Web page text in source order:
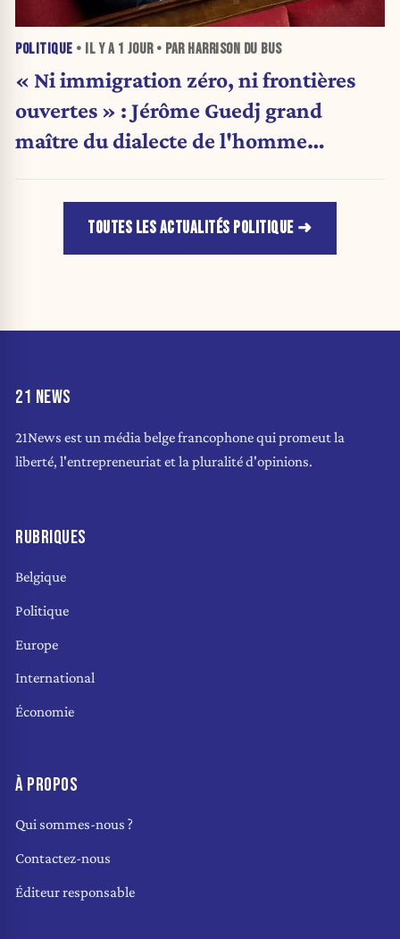
POLITIQUE • IL Y A 1 JOUR• PAR HARRISON DU BUS
« Ni immigration zéro, ni frontières
ouvertes » : Jérôme Guedj grand
maître du dialecte de l'homme
TOUTES LES ACTUALITÉS POLITIQUE
21 NEWS
21News est un média belge francophone qui promeut la
liberté, l'entrepreneuriat et la pluralité d'opinions.
RUBRIQUES
Belgique
Politique
Europe
International
Économie
À PROPOS
Qui sommes-nous ?
Contactez-nous
Éditeur responsable